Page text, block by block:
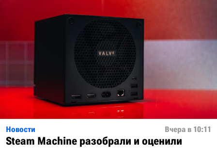
Новости Вчера в 10:11
Steam Machine разобрали и оценили